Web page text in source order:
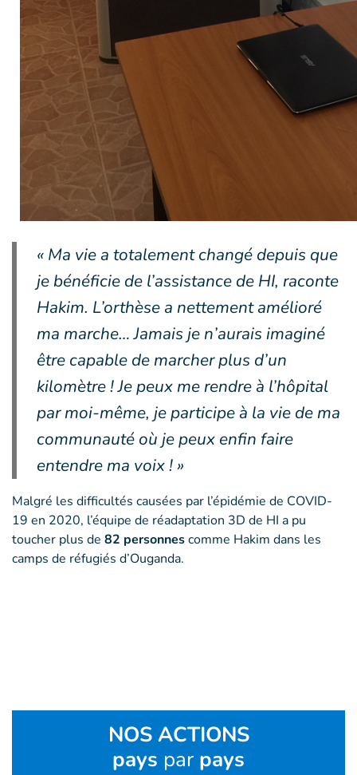
« Ma vie a totalement changé depuis que
je bénéficie de l’assistance de HI, raconte
Hakim. L’orthèse a nettement amélioré
ma marche… Jamais je n’aurais imaginé
être capable de marcher plus d’un
kilomètre ! Je peux me rendre à l’hôpital
par moi-même, je participe à la vie de ma
communauté où je peux enfin faire
entendre ma voix ! »
Malgré les difficultés causées par l’épidémie de COVID-
19 en 2020, l’équipe de réadaptation 3D de HI a pu
toucher plus de 82 personnescomme Hakim dans les
camps de réfugiés d’Ouganda.
NOS ACTIONS
pays par pays